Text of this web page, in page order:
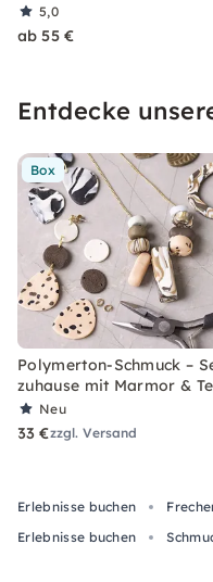
5,0
ab 55 €
Entdecke
Box
Polymerton-Schmuck –
zuhause mit Marmor &
Neu
33 €zzgl. Versand
Erlebnisse buchen
Erlebnisse buchen